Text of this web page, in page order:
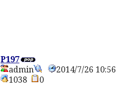
P197
admin
2014/7/26 10:56
1038
0